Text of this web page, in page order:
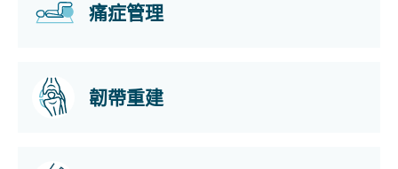
痛症管理
韌帶重建